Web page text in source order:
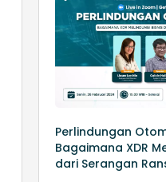
Perlindungan
Bagaimana XDR
dari Serangan